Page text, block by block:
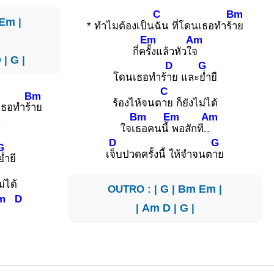
|
|G |
อทำร้
Bm
าย
ำยี
ได้
D
* ทำไมต้องเป็น
C
ฉัน ที่โดนเธอทำร้
Bm
าย
กี่ค
Em
รั้งแล้วหัวใ
Am
จ
โดนเธอทำร้
D
าย และ
G
ย่ำยี
ร้องไห้จนต
C
าย ก็ยังไม่ได้
ใจเ
Bm
ธอคนนี้
Em
พอสักที.
Am
.
เ
D
จ็บปวดครั้งนี้ ให้จำจนต
G
าย
OUTRO : |G | Bm Em |
| Am D| G |